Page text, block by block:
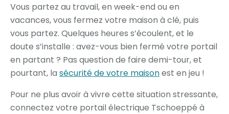
Vous partez au travail, en week-end ou en
vacances, vous fermez votre maison à clé, puis
vous partez. Quelques heures s’écoulent, et le
doute s’installe : avez-vous bien fermé votre portail
en partant ? Pas question de faire demi-tour, et
pourtant, la sécurité de votre maisonest en jeu !
Pour ne plus avoir à vivre cette situation stressante,
connectez votre portail électrique Tschoeppé à